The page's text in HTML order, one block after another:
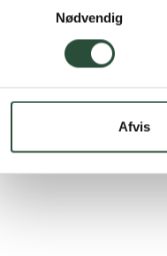
Nødvendig
Afvis